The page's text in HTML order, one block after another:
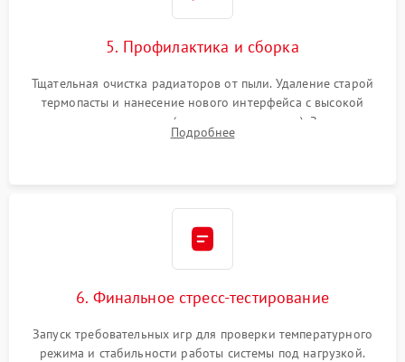
5. Профилактика и сборка
Тщательная очистка радиаторов от пыли. Удаление старой
термопасты и нанесение нового интерфейса с высокой
теплопроводностью (или жидкого металла). Замена
термопрокладок. Аккуратная сборка консоли и подключение
Подробнее
6. Финальное стресс-тестирование
Запуск требовательных игр для проверки температурного
режима и стабильности работы системы под нагрузкой.